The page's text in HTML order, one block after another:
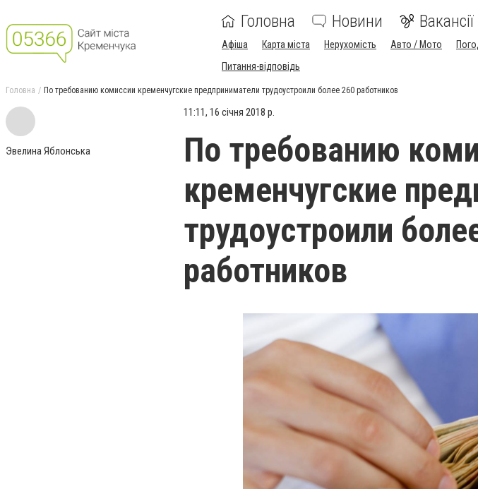
Головна Новини Вакансії
Афіша Карта міста Нерухомість Авто / Мото
Питання-відповідь
Головна По требованию комиссии кременчугские предприниматели трудоустроили более 260 работников
Эвелина Яблонська
11:11, 16 січня 2018 р.
По требованию
кременчугские
трудоустроили
работников